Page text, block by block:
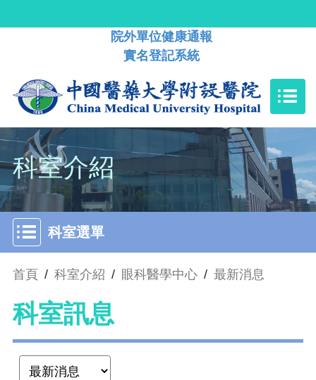
院外單位健康通報
實名登記系統
科室介紹
科室選單
首頁 / 科室介紹 / 眼科醫學中心 / 最新消息
科室訊息